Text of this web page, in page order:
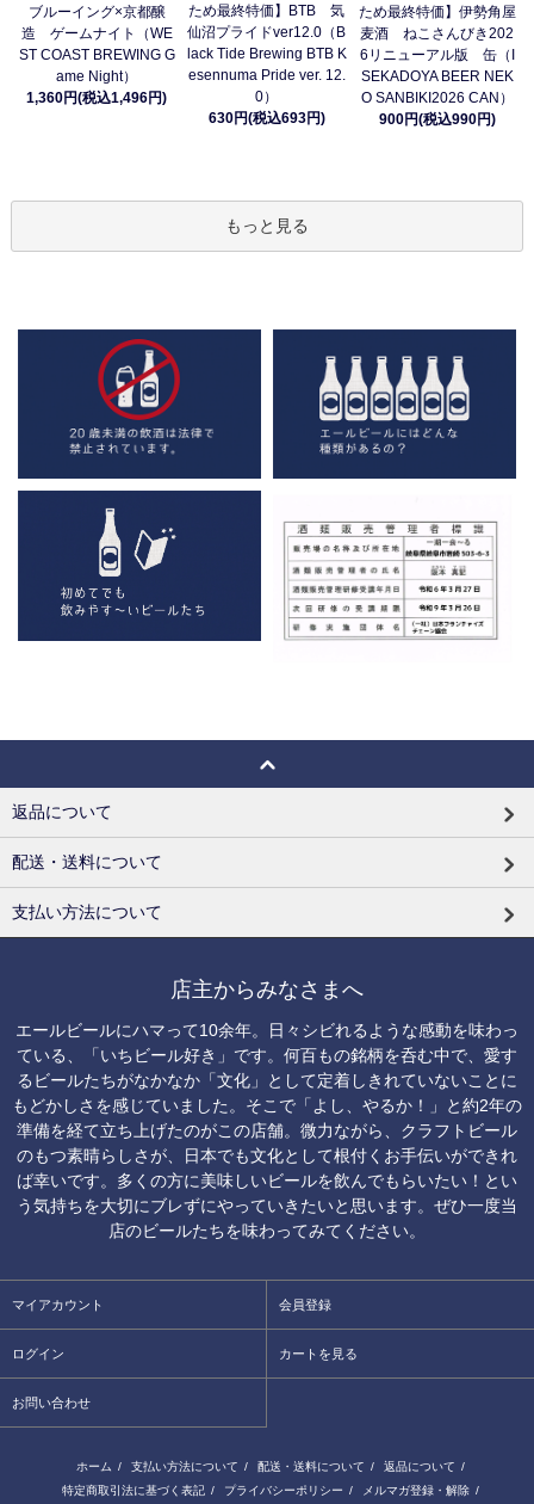
ブルーイング×京都醸
造 ゲームナイト（WE
ST COAST BREWING G
ame Night）
1,360円(税込1,496円)
ため最終特価】BTB 気
仙沼プライドver12.0（B
lack Tide Brewing BTB K
esennuma Pride ver. 12.
0）
630円(税込693円)
ため最終特価】伊勢角屋
麦酒 ねこさんびき202
6リニューアル版 缶（I
SEKADOYA BEER NEK
O SANBIKI2026 CAN）
900円(税込990円)
もっと見る
返品について
配送・送料について
支払い方法について
店主からみなさまへ
エールビールにハマって10余年。日々シビれるような感動を味わっ
ている、「いちビール好き」です。何百もの銘柄を呑む中で、愛す
るビールたちがなかなか「文化」として定着しきれていないことに
もどかしさを感じていました。そこで「よし、やるか！」と約2年の
準備を経て立ち上げたのがこの店舗。微力ながら、クラフトビール
のもつ素晴らしさが、日本でも文化として根付くお手伝いができれ
ば幸いです。多くの方に美味しいビールを飲んでもらいたい！とい
う気持ちを大切にブレずにやっていきたいと思います。ぜひ一度当
店のビールたちを味わってみてください。
マイアカウント 会員登録
ログイン カートを見る
お問い合わせ
ホーム / 支払い方法について / 配送・送料について / 返品について /
特定商取引法に基づく表記 / プライバシーポリシー / メルマガ登録・解除 /